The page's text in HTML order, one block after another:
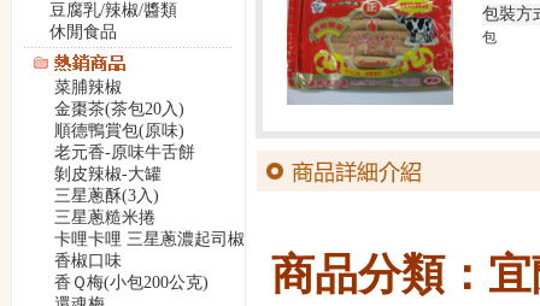
豆腐乳/辣椒/醬類
休閒食品
菜脯辣椒
金棗茶(茶包20入)
順德鴨賞包(原味)
老元香-原味牛舌餅
剝皮辣椒-大罐
三星蔥酥(3入)
三星蔥糙米捲
卡哩卡哩 三星蔥濃起司椒
香椒口味
香Ｑ梅(小包200公克)
包裝方
包
商品分類：